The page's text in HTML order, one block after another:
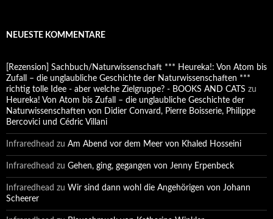
NEUESTE KOMMENTARE
[Rezension] Sachbuch/Naturwissenschaft *** Heureka!: Von Atom bis
Zufall – die unglaubliche Geschichte der Naturwissenschaften ***
richtig tolle Idee - aber welche Zielgruppe? - BOOKS AND CATS zu
Heureka! Von Atom bis Zufall – die unglaubliche Geschichte der
Naturwissenschaften von Didier Convard, Pierre Boisserie, Philippe
Bercovici und Cédric Villani
Infraredhead zu Am Abend vor dem Meer von Khaled Hosseini
Infraredhead zu Gehen, ging, gegangen von Jenny Erpenbeck
Infraredhead zu Wir sind dann wohl die Angehörigen von Johann
Scheerer